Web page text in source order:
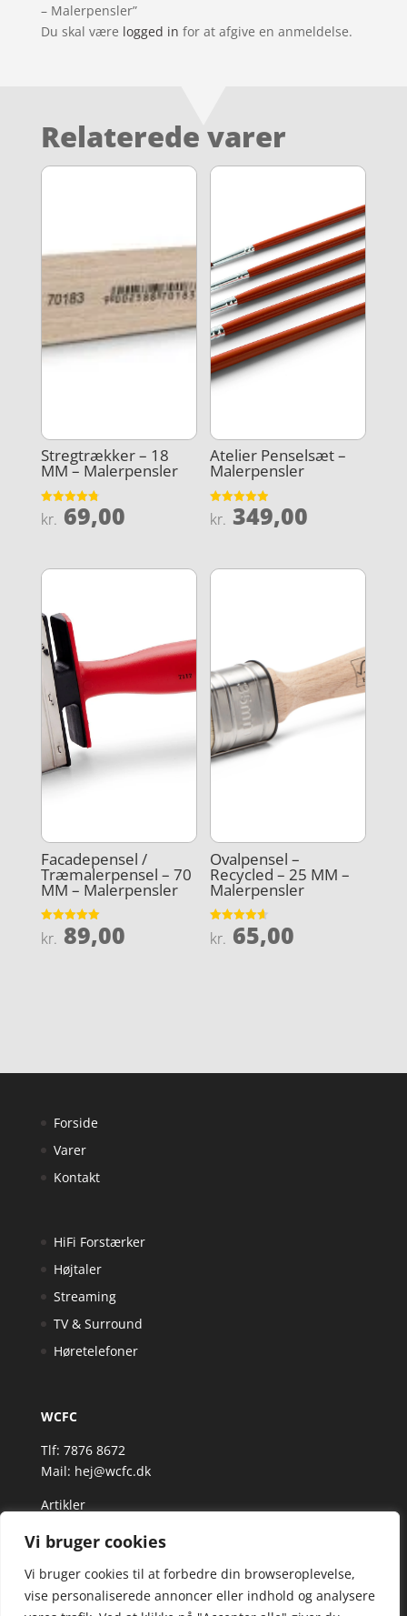
Vi bruger cookies
Vi bruger cookies til at forbedre din browseroplevelse,
vise personaliserede annoncer eller indhold og analysere
– Malerpensler”
Du skal være logged in for at afgive en anmeldelse.
Relaterede varer
Stregtrækker – 18
MM – Malerpensler
Vurderet
4.8
kr. 69,00
Atelier Penselsæt –
Malerpensler
Vurderet
4.9
kr. 349,00
Facadepensel /
Træmalerpensel – 70
MM – Malerpensler
Vurderet
5
kr. 89,00
Ovalpensel –
Recycled – 25 MM –
Malerpensler
Vurderet
4.6
kr. 65,00
Forside
Varer
Kontakt
HiFi Forstærker
Højtaler
Streaming
TV & Surround
Høretelefoner
WCFC
Tlf: 7876 8672
Mail: hej@wcfc.dk
Artikler